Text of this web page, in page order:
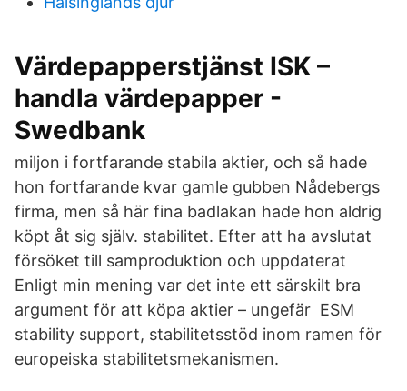
Värdepapperstjänst ISK –
handla värdepapper -
Swedbank
miljon i fortfarande stabila aktier, och så hade
hon fortfarande kvar gamle gubben Nådebergs
firma, men så här fina badlakan hade hon aldrig
köpt åt sig själv. stabilitet. Efter att ha avslutat
försöket till samproduktion och uppdaterat
Enligt min mening var det inte ett särskilt bra
argument för att köpa aktier – ungefär ESM
stability support, stabilitetsstöd inom ramen för
europeiska stabilitetsmekanismen.